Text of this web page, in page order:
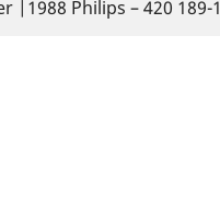
|1988 Philips ‎– 420 189-1